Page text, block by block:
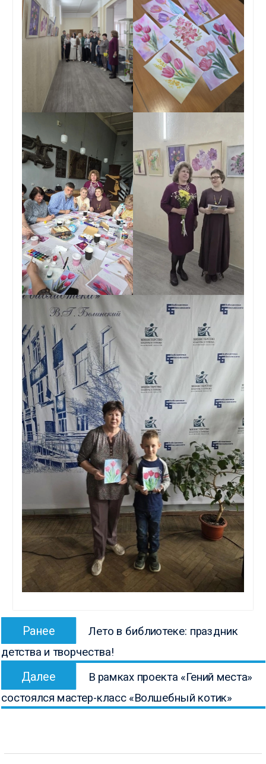
Навигация
записям
Ранее Предыдущая
запись:
Лето в библиотеке: праздник
детства и творчества!
Далее
запись:
В рамках проекта «Гений места»
состоялся мастер-класс «Волшебный котик»